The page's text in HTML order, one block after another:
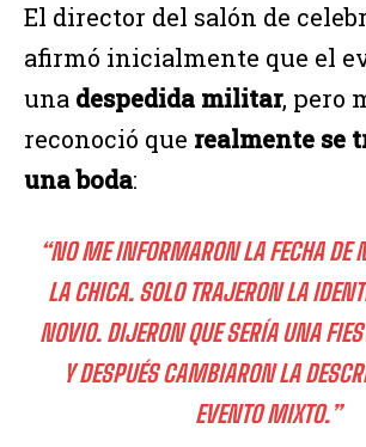
El director del salón de
afirmó inicialmente que el
una despedida militar, pero
reconoció que realmente se
una boda:
“NO ME INFORMARON LA FECHA DE
LA CHICA. SOLO TRAJERON LA
NOVIO. DIJERON QUE SERÍA UNA
Y DESPUÉS CAMBIARON LA
EVENTO MIXTO.”